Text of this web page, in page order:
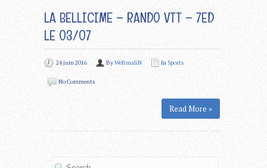
LA BELLICIME – RANDO VTT – 7ED
LE 03/07
24 juin 2016 ByWeBmaliN In Sports
No Comments
Read More »